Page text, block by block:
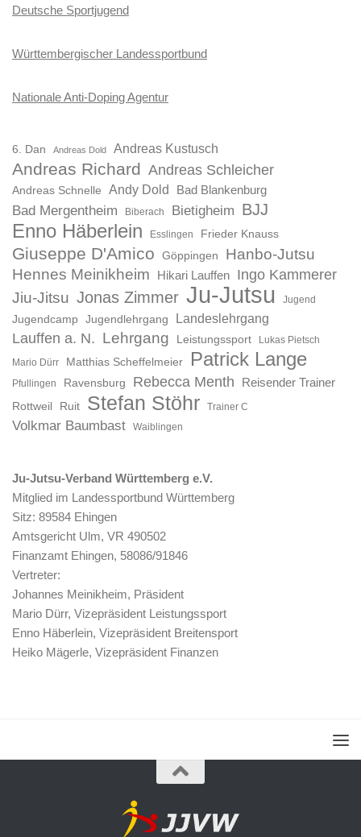
Deutsche Sportjugend
Württembergischer Landessportbund
Nationale Anti-Doping Agentur
6. Dan Andreas Dold Andreas Kustusch
Andreas Richard Andreas Schleicher
Andreas Schnelle Andy Dold Bad Blankenburg
Bad Mergentheim Biberach Bietigheim BJJ
Enno Häberlein Esslingen Frieder Knauss
Giuseppe D'Amico Göppingen
Hanbo-Jutsu
Hennes Meinikheim
Hikari Lauffen Ingo Kammerer
Jiu-Jitsu Jonas Zimmer Ju-Jutsu Jugend
Jugendcamp Jugendlehrgang Landeslehrgang
Lauffen a. N. Lehrgang Leistungssport
Lukas Pietsch
Mario Dürr
Matthias Scheffelmeier Patrick Lange
Pfullingen Ravensburg Rebecca Menth Reisender Trainer
Rottweil Ruit Stefan Stöhr Trainer C
Volkmar Baumbast Waiblingen
Ju-Jutsu-Verband Württemberg e.V.
Mitglied im Landessportbund Württemberg
Sitz: 89584 Ehingen
Amtsgericht Ulm, VR 490502
Finanzamt Ehingen, 58086/91846
Vertreter:
Johannes Meinikheim, Präsident
Mario Dürr, Vizepräsident Leistungssport
Enno Häberlein, Vizepräsident Breitensport
Heiko Mägerle, Vizepräsident Finanzen